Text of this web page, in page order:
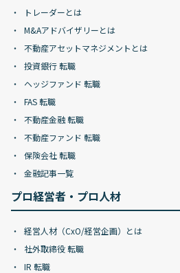
トレーダーとは
M&Aアドバイザリーとは
不動産アセットマネジメントとは
投資銀行 転職
ヘッジファンド 転職
FAS 転職
不動産金融 転職
不動産ファンド 転職
保険会社 転職
金融記事一覧
プロ経営者・プロ人材
経営人材（CxO/経営企画）とは
社外取締役 転職
IR 転職